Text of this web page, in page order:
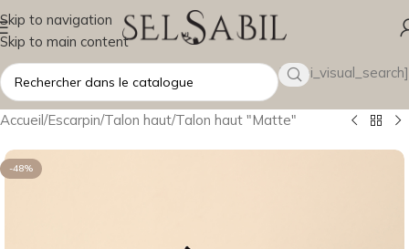
Skip to navigation
Skip to main content
[wsbi_visual_search]
Accueil/Escarpin/Talon haut/Talon haut "Matte"
-48%